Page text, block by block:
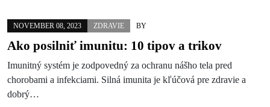
NOVEMBER 08, 2023 ZDRAVIE BY
Ako posilniť imunitu: 10 tipov a trikov
Imunitný systém je zodpovedný za ochranu nášho tela pred
chorobami a infekciami. Silná imunita je kľúčová pre zdravie a
dobrý…